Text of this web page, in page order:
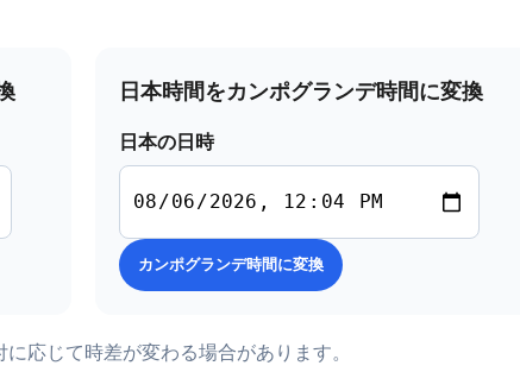
日本時間をカンポグランデ時間に変換
日本の日時
カンポグランデ時間に変換
応じて時差が変わる場合があります。